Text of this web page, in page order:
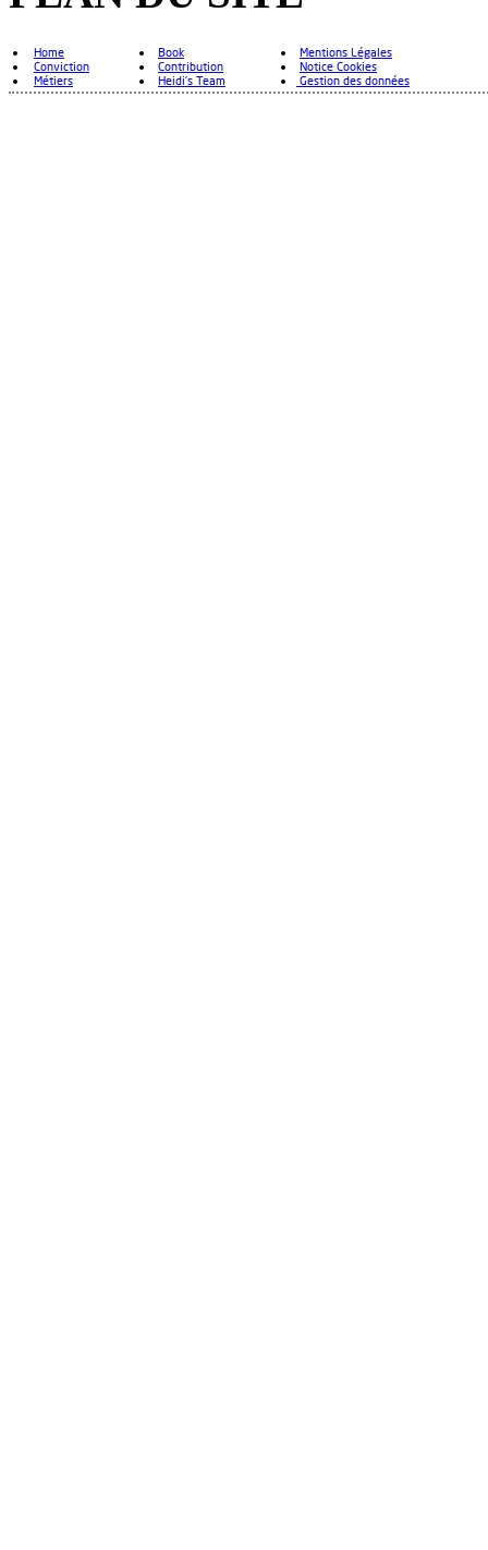
Home
Conviction
Métiers
Book
Contribution
Heidi's Team
Mentions Légales
Notice Cookies
Gestion des données